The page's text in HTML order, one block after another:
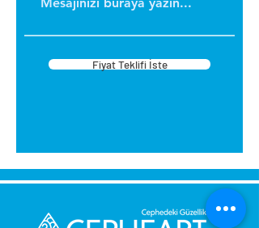
Fiyat Teklifi İste